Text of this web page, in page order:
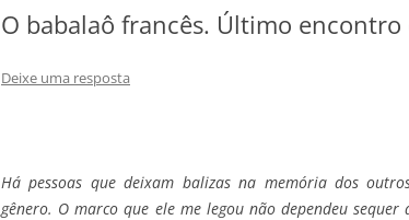
O babalaô francês. Último encontro
Deixe uma resposta
Há pessoas que deixam balizas na memória dos
gênero. O marco que ele me legou não dependeu